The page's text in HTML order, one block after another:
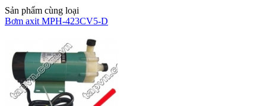
Sản phẩm cùng loại
Bơm axit MPH-423CV5-D